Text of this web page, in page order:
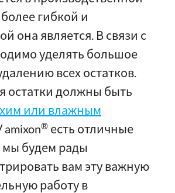
гибкой и
она является. В связи с
уделять большое
всех остатков.
остатки должны быть
или влажным
amixon® есть отличные
будем рады
вам эту важную
работу в